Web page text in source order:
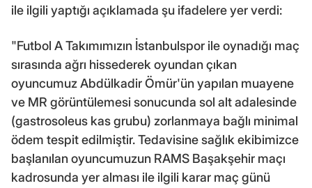
ile ilgili yaptığı açıklamada şu ifadelere yer verdi:
"Futbol A Takımımızın İstanbulspor ile oynadığı maç
sırasında ağrı hissederek oyundan çıkan
oyuncumuz Abdülkadir Ömür'ün yapılan muayene
ve MR görüntülemesi sonucunda sol alt adalesinde
(gastrosoleus kas grubu) zorlanmaya bağlı minimal
ödem tespit edilmiştir. Tedavisine sağlık ekibimizce
başlanılan oyuncumuzun RAMS Başakşehir maçı
kadrosunda yer alması ile ilgili karar maç günü